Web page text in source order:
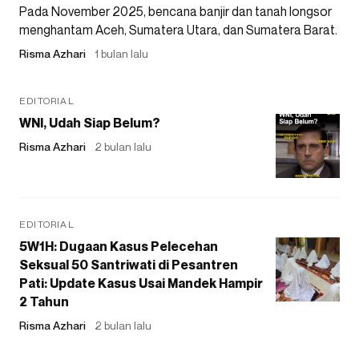
Pada November 2025, bencana banjir dan tanah longsor
menghantam Aceh, Sumatera Utara, dan Sumatera Barat.
Risma Azhari 1 bulan lalu
EDITORIAL
WNI, Udah Siap Belum?
Risma Azhari 2 bulan lalu
EDITORIAL
5W1H: Dugaan Kasus Pelecehan
Seksual 50 Santriwati di Pesantren
Pati: Update Kasus Usai Mandek Hampir
2 Tahun
Risma Azhari 2 bulan lalu